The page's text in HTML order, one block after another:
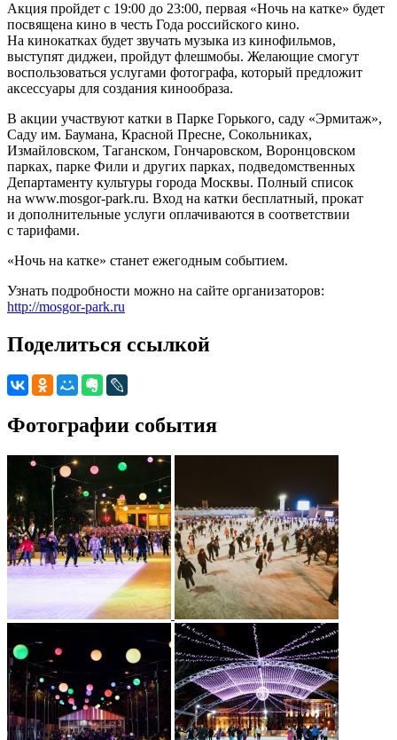
Акция пройдет с 19:00 до 23:00, первая «Ночь на катке» будет
посвящена кино в честь Года российского кино.
На кинокатках будет звучать музыка из кинофильмов,
выступят диджеи, пройдут флешмобы. Желающие смогут
воспользоваться услугами фотографа, который предложит
аксессуары для создания кинообраза.
В акции участвуют катки в Парке Горького, саду «Эрмитаж»,
Саду им. Баумана, Красной Пресне, Сокольниках,
Измайловском, Таганском, Гончаровском, Воронцовском
парках, парке Фили и других парках, подведомственных
Департаменту культуры города Москвы. Полный список
на www.mosgor-park.ru. Вход на катки бесплатный, прокат
и дополнительные услуги оплачиваются в соответствии
с тарифами.
«Ночь на катке» станет ежегодным событием.
Узнать подробности можно на сайте организаторов:
http://mosgor-park.ru
Поделиться ссылкой
Фотографии события